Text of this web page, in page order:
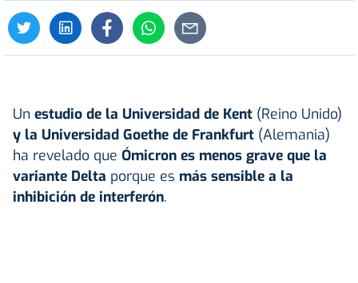
Un estudio de la Universidad de Kent (Reino Unido)
y la Universidad Goethe de Frankfurt (Alemania)
ha revelado que Ómicron es menos grave que la
variante Delta porque es más sensible a la
inhibición de interferón.